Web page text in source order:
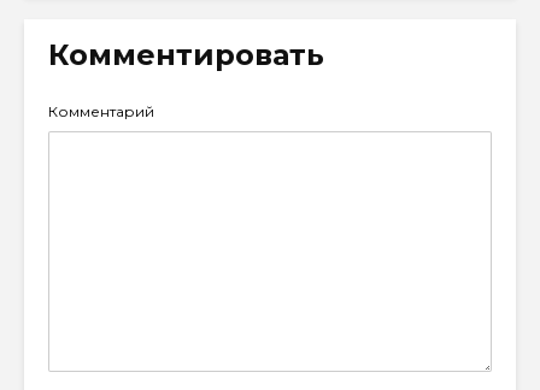
Комментировать
Комментарий